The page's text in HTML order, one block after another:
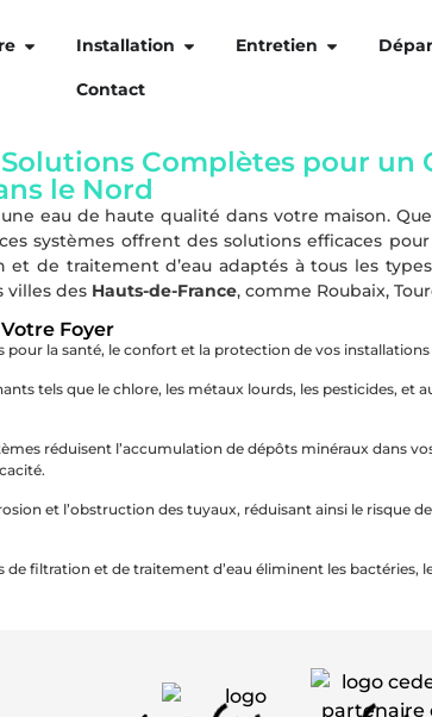
Installation Entretien
Contact
Complètes pour un
le Nord
eau de haute qualité dans votre maison.
systèmes offrent des solutions efficaces
de traitement d’eau adaptés à tous les
villes des Hauts-de-France, comme Roubaix,
Foyer
la santé, le confort et la protection de vos
tels que le chlore, les métaux lourds, les pesticides, et
réduisent l’accumulation de dépôts minéraux dans
et l’obstruction des tuyaux, réduisant ainsi le risque
de filtration et de traitement d’eau éliminent les bactéries,